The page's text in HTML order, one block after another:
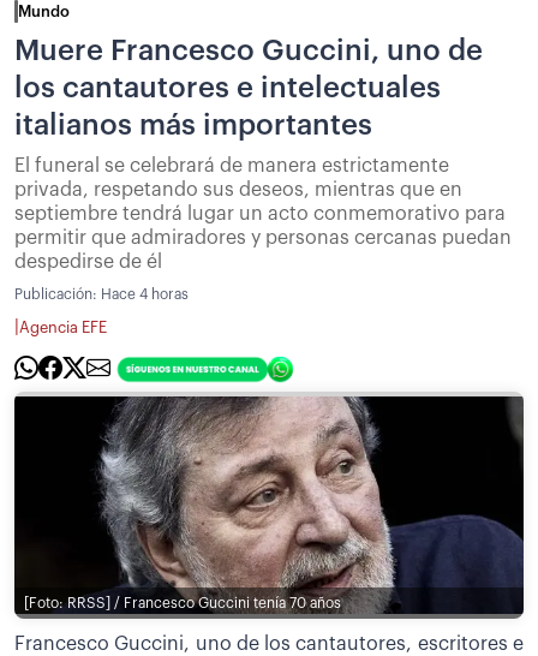
Mundo
Muere Francesco Guccini, uno de
los cantautores e intelectuales
italianos más importantes
El funeral se celebrará de manera estrictamente
privada, respetando sus deseos, mientras que en
septiembre tendrá lugar un acto conmemorativo para
permitir que admiradores y personas cercanas puedan
despedirse de él
Publicación: Hace 4 horas
Agencia EFE
[Foto: RRSS] / Francesco Guccini tenía 70 años
Francesco Guccini, uno de los cantautores, escritores e